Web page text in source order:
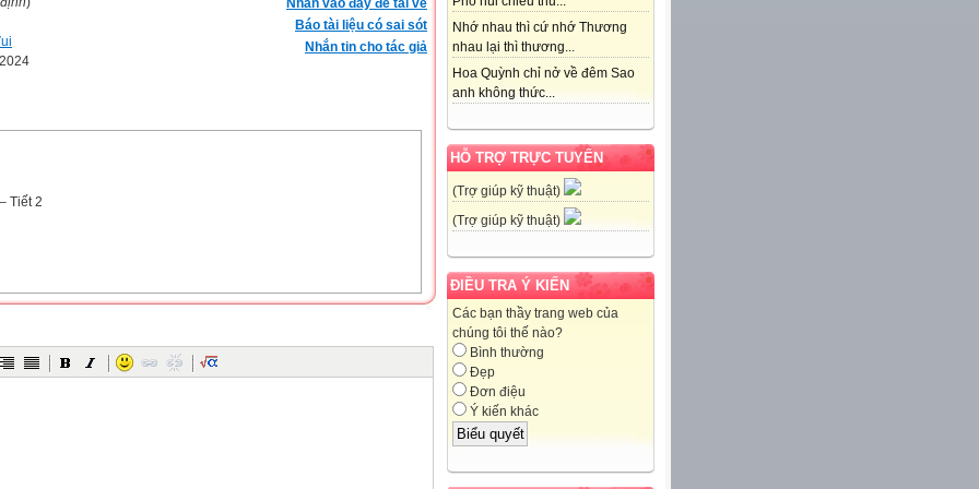
Nhớ nhau thì cứ nhớ Thương
nhau lại thì thương...
Hoa Quỳnh chỉ nở về đêm Sao
anh không thức...
HỖ TRỢ TRỰC TUYẾN
(Trợ giúp kỹ thuật)
(Trợ giúp kỹ thuật)
ĐIỀU TRA Ý KIẾN
Các bạn thầy trang web của
chúng tôi thế nào?
Bình thường
Đẹp
Đơn điệu
Ý kiến khác
Nhấn vào đây để tải về
Báo tài liệu có sai sót
Nhắn tin cho tác giả
Tiết 2